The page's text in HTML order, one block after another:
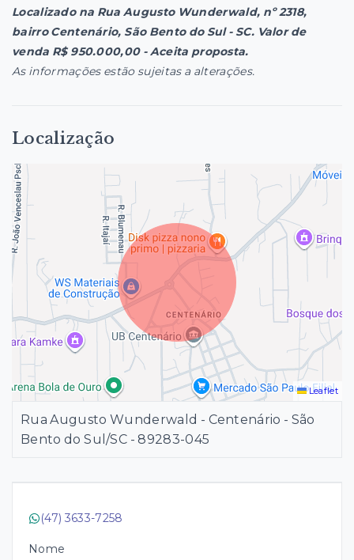
(47) 3633-7258
Nome
Localizado na Rua Augusto Wunderwald, nº 2318,
bairro Centenário, São Bento do Sul - SC. Valor de
venda R$ 950.000,00 - Aceita proposta.
As informações estão sujeitas a alterações.
Localização
Leaflet
Rua Augusto Wunderwald - Centenário - São
Bento do Sul/SC - 89283-045